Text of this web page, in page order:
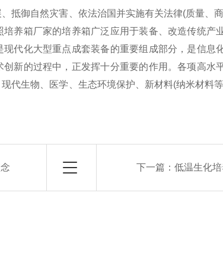
御自然灾害、依法治国并实施有关法律(质量、
养箱厂家的培养箱广泛应用于装备、改造传统产
代化大型重点成套装备的重要组成部分，是信息
新的过程中，正发挥十分重要的作用。各项高水
代生物、医学、生态环境保护、新材料(纳米材料
下一篇： 低温生化